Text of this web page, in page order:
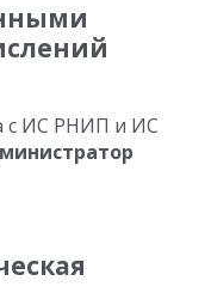
с ИС РНИП и ИС